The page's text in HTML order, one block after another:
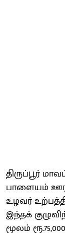
திருப்பூர்
பாளையம்
உழவர்
இந்தக்
மூலம்